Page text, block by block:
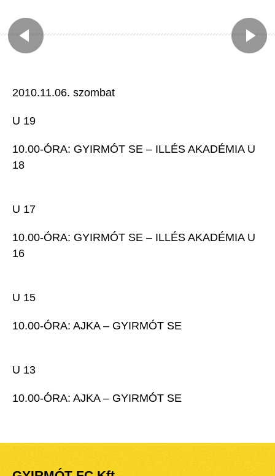
2010.11.06. szombat
U 19
10.00-ÓRA: GYIRMÓT SE – ILLÉS AKADÉMIA U
18
U 17
10.00-ÓRA: GYIRMÓT SE – ILLÉS AKADÉMIA U
16
U 15
10.00-ÓRA: AJKA – GYIRMÓT SE
U 13
10.00-ÓRA: AJKA – GYIRMÓT SE